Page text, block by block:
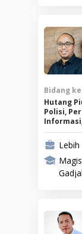
Bidang
Hutang
Polisi,